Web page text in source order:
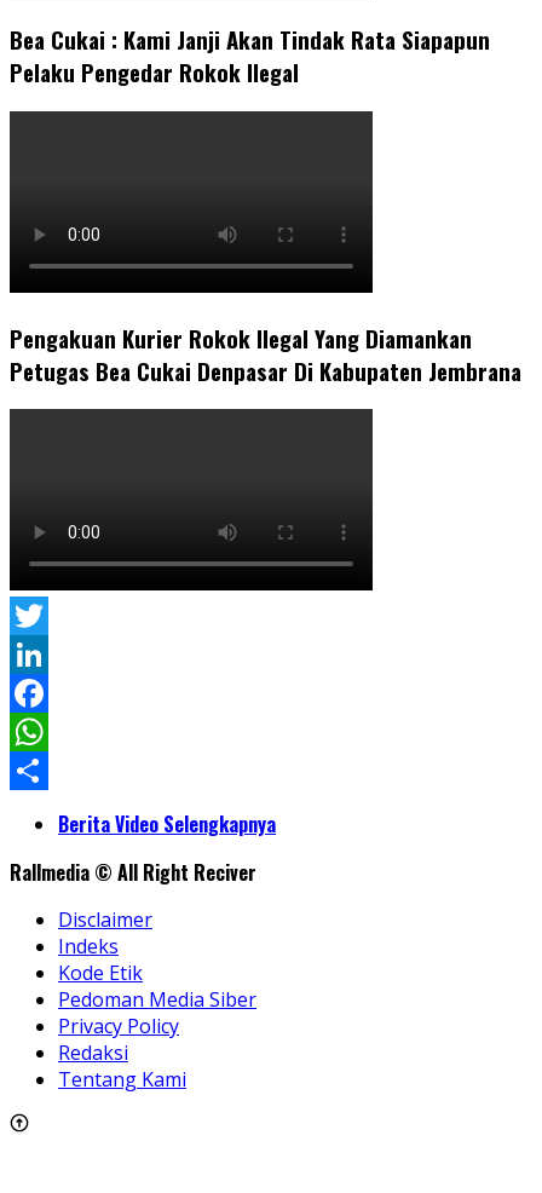
Bea Cukai : Kami Janji Akan Tindak Rata Siapapun
Pelaku Pengedar Rokok Ilegal
Pengakuan Kurier Rokok Ilegal Yang Diamankan
Petugas Bea Cukai Denpasar Di Kabupaten Jembrana
Twitter
LinkedIn
Facebook
WhatsApp
ShareBerita Video Selengkapnya
Rallmedia © All Right Reciver
Disclaimer
Indeks
Kode Etik
Pedoman Media Siber
Privacy Policy
Redaksi
Tentang Kami